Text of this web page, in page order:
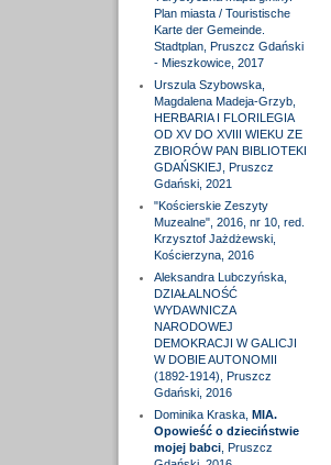
Plan miasta / Touristische
Karte der Gemeinde.
Stadtplan, Pruszcz Gdański
- Mieszkowice, 2017
Urszula Szybowska,
Magdalena Madeja-Grzyb,
HERBARIA I FLORILEGIA
OD XV DO XVIII WIEKU ZE
ZBIORÓW PAN BIBLIOTEKI
GDAŃSKIEJ, Pruszcz
Gdański, 2021
"Kościerskie Zeszyty
Muzealne", 2016, nr 10, red.
Krzysztof Jażdżewski,
Kościerzyna, 2016
Aleksandra Lubczyńska,
DZIAŁALNOŚĆ
WYDAWNICZA
NARODOWEJ
DEMOKRACJI W GALICJI
W DOBIE AUTONOMII
(1892-1914), Pruszcz
Gdański, 2016
Dominika Kraska, MIA.
Opowieść o dzieciństwie
mojej babci, Pruszcz